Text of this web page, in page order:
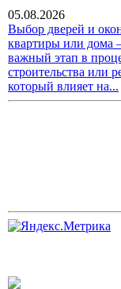
05.08.2026
Выбор дверей и
квартиры или дома
важный этап в
строительства или
который влияет на...